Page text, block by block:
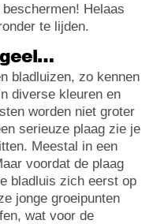
Helaas
te lijden.
bladluizen, zo kennen
diverse kleuren en
worden niet groter
serieuze plaag zie je
Meestal in een
voordat de plaag
bladluis zich eerst op
jonge groeipunten
wat voor de